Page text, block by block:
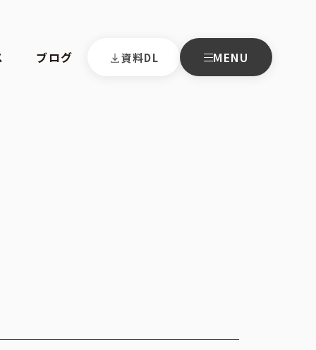
ブログ 資料DL MENU